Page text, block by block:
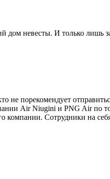
невесты. И только лишь
не порекомендует
Air Niugini и PNG Air
компании. Сотрудники на